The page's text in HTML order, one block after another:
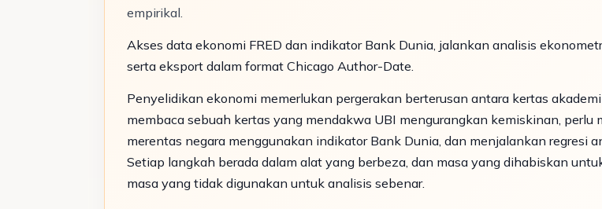
empirikal.
Akses data ekonomi FRED dan indikator Bank Dunia, jalankan analisis
serta eksport dalam format Chicago Author-Date.
Penyelidikan ekonomi memerlukan pergerakan berterusan antara kertas
membaca sebuah kertas yang mendakwa UBI mengurangkan kemiskinan, perlu
merentas negara menggunakan indikator Bank Dunia, dan menjalankan regresi
Setiap langkah berada dalam alat yang berbeza, dan masa yang dihabiskan
masa yang tidak digunakan untuk analisis sebenar.